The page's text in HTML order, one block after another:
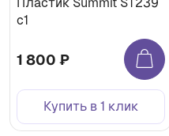
c1
1 800 ₽
Купить в 1 клик